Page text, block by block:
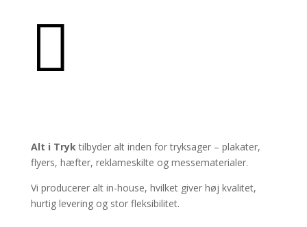

Alt i Tryktilbyder alt inden for tryksager – plakater,
flyers, hæfter, reklameskilte og messematerialer.
Vi producerer alt in-house, hvilket giver høj kvalitet,
hurtig levering og stor fleksibilitet.